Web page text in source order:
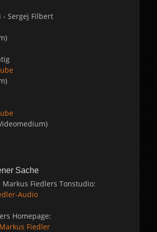
- Sergej Filbert
Sache
Markus Fiedlers Tonstudio:
Audio
Homepage:
Fiedler